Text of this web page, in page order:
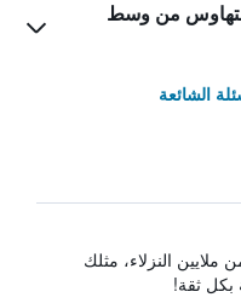
من وسط
الشائعة
ملايين النزلاء، مثلك
بكل ثقة!